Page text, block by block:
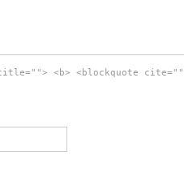
<b> <blockquote cite="">